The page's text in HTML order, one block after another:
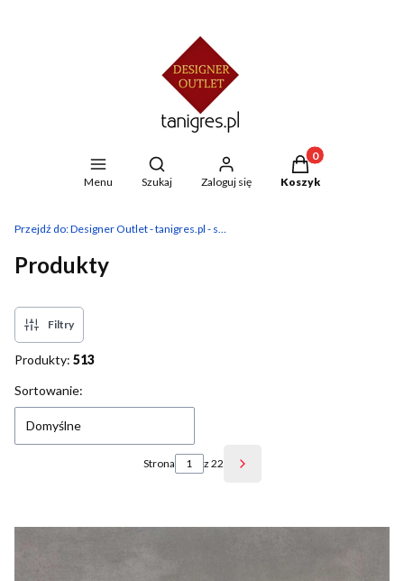
Menu
Otwórz wyszukiwarkę
Szukaj Zaloguj się
Produkty w
Koszyk
Przejdź do:Designer Outlet - tanigres.pl - sklep z płytkami
Produkty
Filtry
Produkty: 513
Lista produktów
Sortowanie:
Domyślne
Strona z 22 Następne produkty